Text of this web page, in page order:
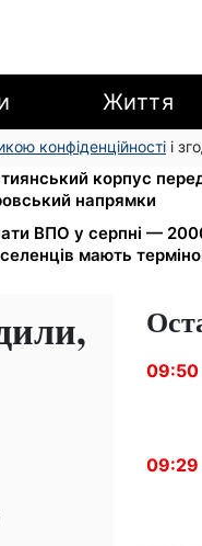
Життя
конфіденційності і
зарядні станції та
корпус
напрямки
ВПО у серпні —
мають
09:50
09:29